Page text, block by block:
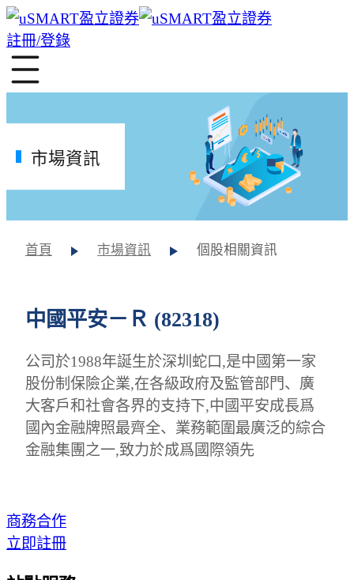
註冊/登錄
市場資訊
首頁 市場資訊 個股相關資訊
中國平安－Ｒ (82318)
公司於1988年誕生於深圳蛇口,是中國第一家
股份制保險企業,在各級政府及監管部門、廣
大客戶和社會各界的支持下,中國平安成長爲
國內金融牌照最齊全、業務範圍最廣泛的綜合
金融集團之一,致力於成爲國際領先
商務合作
立即註冊